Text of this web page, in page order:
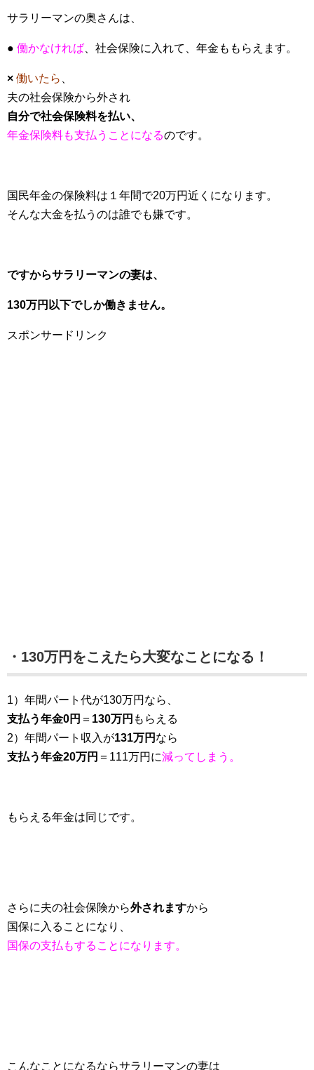
サラリーマンの奥さんは、
● 働かなければ 、社会保険に入れて、年金ももらえます。
× 働いたら
夫の社会保険から外され
自分で社会保険料を払い、
年金保険料も支払うことになるのです。
国民年金の保険料は１年間で20万円近くになります。
そんな大金を払うのは誰でも嫌です。
ですからサラリーマンの妻は、
130万円以下でしか働きません。
スポンサードリンク
・130万円をこえたら大変なことになる！
1）年間パート代が130万円なら、
支払う年金0円 ＝ 130万円 もらえる
2）年間パート収入が131万円 なら
支払う年金20万円 ＝111万円に減ってしまう。
もらえる年金は同じです。
さらに夫の社会保険から外されますから
国保に入ることになり、
国保の支払もすることになります。
こんなことになるならサラリーマンの妻は